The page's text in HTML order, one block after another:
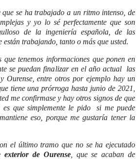
se ha trabajado a un ritmo intenso, de
y yo lo sé perfectamente que son
de la ingeniería española, de las
están trabajando, tanto o más que usted.
que tenemos informaciones que ponen en
se puedan finalizar en el año actual las
Ourense, entre otros por ejemplo hay un
tiene una prórroga hasta junio de 2021,
me confirmase y hay otros signos de que
que simplemente le pido si me puede
eso, porque me gustaría tener la
el último tramo que no se ha ejecutado
exterior de Ourense, que se acaban de